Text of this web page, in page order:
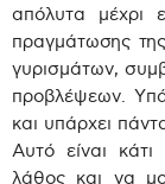
απόλυτα μέχρι
πραγμάτωσης
γυρισμάτων,
προβλέψεων.
και υπάρχει
Αυτό είναι
λάθος και να